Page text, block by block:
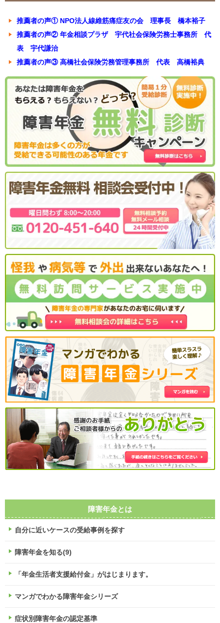
推薦者の声① NPO法人線維筋痛症友の会 理事長 橋本裕子
推薦者の声② 年金相談プラザ 宇代社会保険労務士事務所 代
表 宇代謙治
推薦者の声③ 高橋社会保険労務管理事務所 代表 高橋裕典
障害年金とは
自分に近いケースの受給事例を探す
障害年金を知る(9)
「年金生活者支援給付金」がはじまります。
マンガでわかる障害年金シリーズ
症状別障害年金の認定基準